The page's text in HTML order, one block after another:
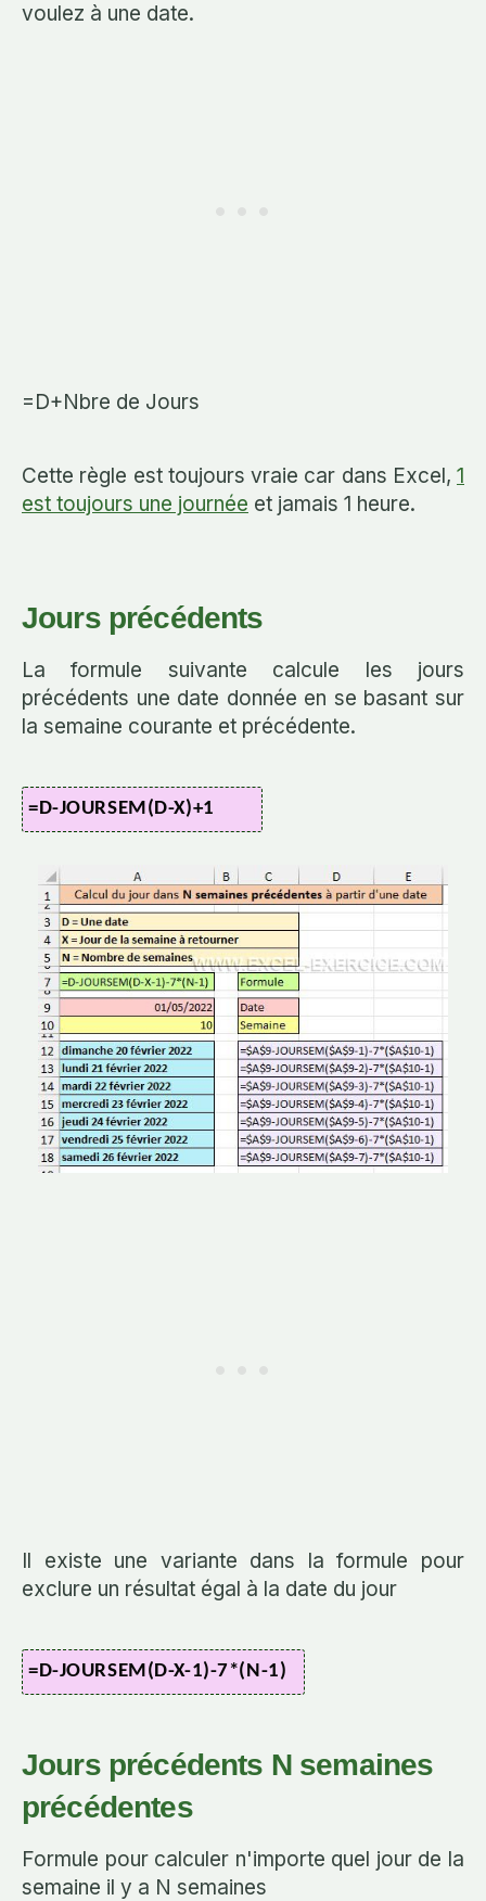
voulez à une date.
=D+Nbre de Jours
Cette règle est toujours vraie car dans Excel, 1
est toujours une journée et jamais 1 heure.
Jours précédents
La formule suivante calcule les jours
précédents une date donnée en se basant sur
la semaine courante et précédente.
=D-JOURSEM(D-X)+1
Il existe une variante dans la formule pour
exclure un résultat égal à la date du jour
=D-JOURSEM(D-X-1)-7*(N-1)
Jours précédents N semaines
précédentes
Formule pour calculer n'importe quel jour de la
semaine il y a N semaines